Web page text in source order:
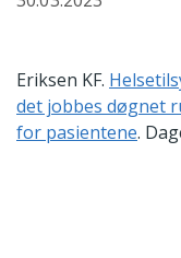
Eriksen KF.
det jobbes døgnet
for pasientene.